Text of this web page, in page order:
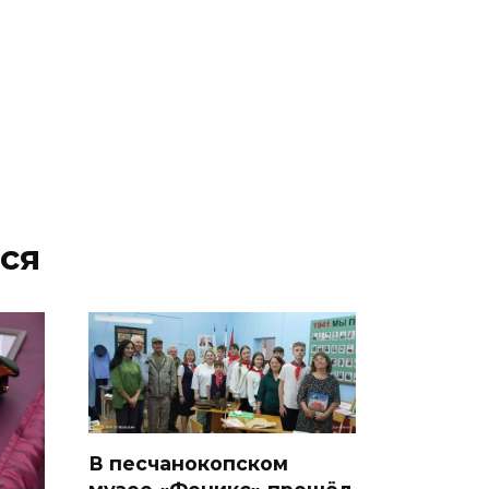
07 августа 2026 14:33
В Батайске в заброшенном
здании произошло короткое
замыкание
07 августа 2026 14:30
Учиться, чтобы работать
В песчанокопском